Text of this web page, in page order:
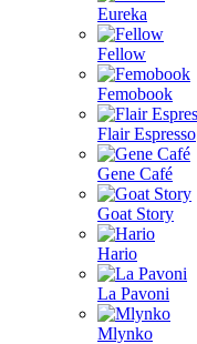
Eureka
Fellow
Femobook
Flair Espresso
Gene Café
Goat Story
Hario
La Pavoni
Mlynko